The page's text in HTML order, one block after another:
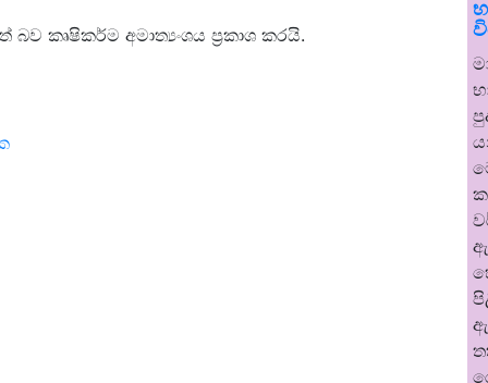
කෘෂිකර්ම අමාත්‍යංශය ප්‍රකාශ කරයි.